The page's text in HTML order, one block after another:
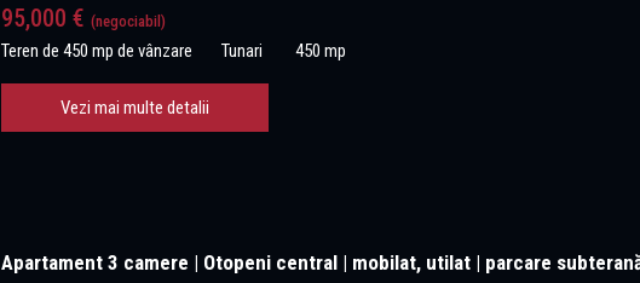
95,000 € (negociabil)
Teren de 450 mp de vânzare Tunari 450 mp
Vezi mai multe detalii
Apartament 3 camere | Otopeni central | mobilat, utilat | parcare